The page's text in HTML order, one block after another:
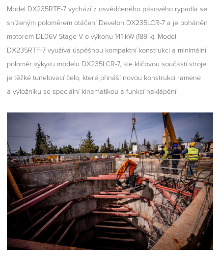
Model DX235RTF-7 vychází z osvědčeného pásového rypadla se
sníženým poloměrem otáčení Develon DX235LCR-7 a je poháněn
motorem DL06V Stage V o výkonu 141 kW (189 k). Model
DX235RTF-7 využívá úspěšnou kompaktní konstrukci a minimální
poloměr výkyvu modelu DX235LCR-7, ale klíčovou součástí stroje
je těžké tunelovací čelo, které přináší novou konstrukci ramene
a výložníku se speciální kinematikou a funkcí naklápění.